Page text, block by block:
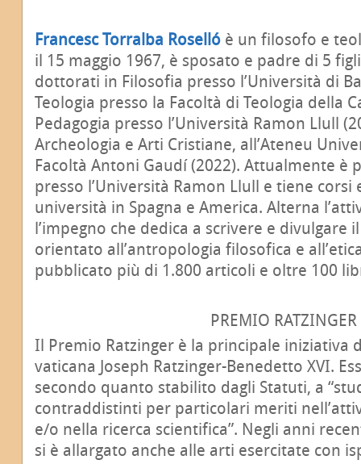
Francesc Torralba Roselló è un filosofo e
il 15 maggio 1967, è sposato e padre di 5
dottorati in Filosofia presso l’Università di
Teologia presso la Facoltà di Teologia della
Pedagogia presso l’Università Ramon Llull
Archeologia e Arti Cristiane, all’Ateneu
Facoltà Antoni Gaudí (2022). Attualmente è
presso l’Università Ramon Llull e tiene
università in Spagna e America. Alterna
l’impegno che dedica a scrivere e divulgare
orientato all’antropologia filosofica e
pubblicato più di 1.800 articoli e oltre 100
PREMIO RATZINGER
Il Premio Ratzinger è la principale iniziativa
vaticana Joseph Ratzinger-Benedetto XVI.
secondo quanto stabilito dagli Statuti, a
contraddistinti per particolari meriti
e/o nella ricerca scientifica”. Negli anni
si è allargato anche alle arti esercitate con